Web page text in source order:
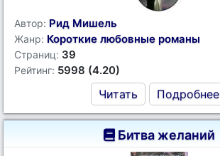
Автор: Рид Мишель
Жанр: Короткие любовные романы
Страниц: 39
Рейтинг: 5998 (4.20)
Читать Подробнее
Битва желаний